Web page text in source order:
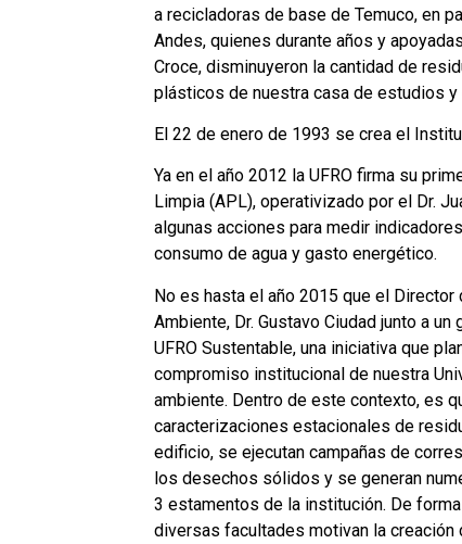
a recicladoras de base de Temuco, en
Andes, quienes durante años y
Croce, disminuyeron la cantidad de
plásticos de nuestra casa de estudios y
El 22 de enero de 1993 se crea el
Ya en el año 2012 la UFRO firma su
Limpia (APL), operativizado por el Dr.
algunas acciones para medir
consumo de agua y gasto energético.
No es hasta el año 2015 que el
Ambiente, Dr. Gustavo Ciudad junto a
UFRO Sustentable, una iniciativa que
compromiso institucional de nuestra
ambiente. Dentro de este contexto, es
caracterizaciones estacionales de
edificio, se ejecutan campañas de
los desechos sólidos y se generan
3 estamentos de la institución. De
diversas facultades motivan la